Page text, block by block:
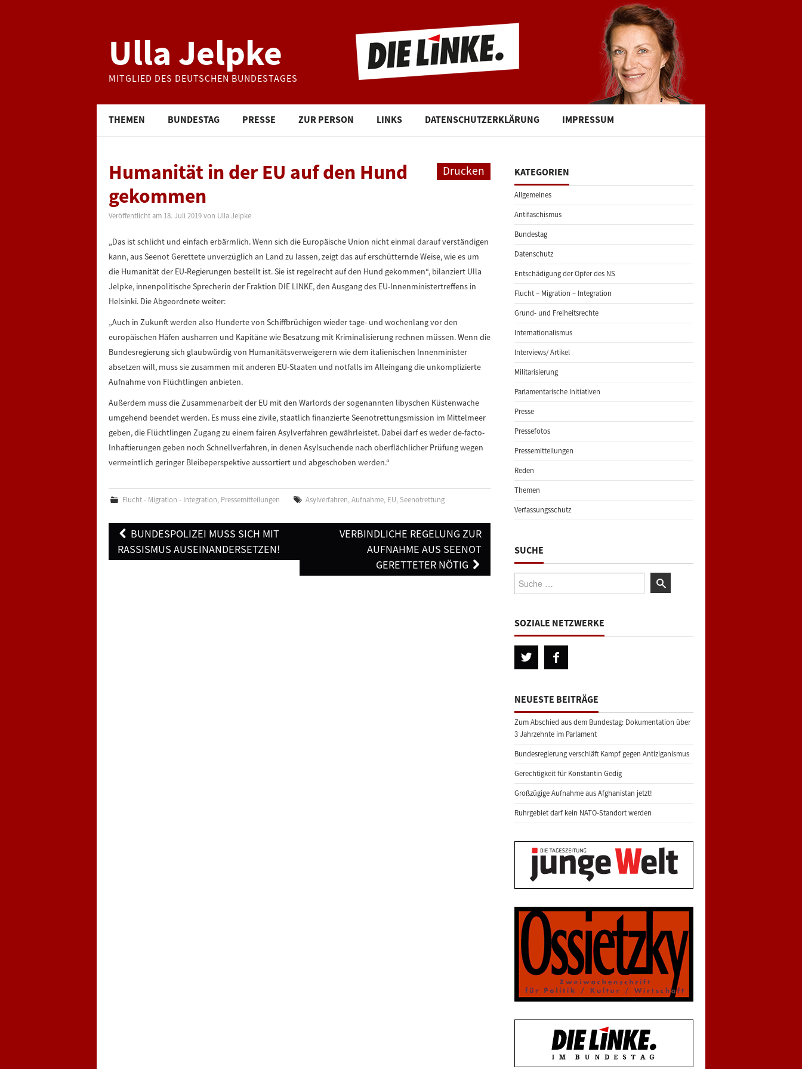
Ulla Jelpke
MITGLIED DES DEUTSCHEN BUNDESTAGES
THEMEN BUNDESTAG PRESSE ZUR PERSON LINKS DATENSCHUTZERKLÄRUNG IMPRESSUM
Drucken
Humanität in der EU auf den Hund
gekommen
Veröffentlicht am 18. Juli 2019 von Ulla Jelpke
„Das ist schlicht und einfach erbärmlich. Wenn sich die Europäische Union nicht einmal darauf verständigen
kann, aus Seenot Gerettete unverzüglich an Land zu lassen, zeigt das auf erschütternde Weise, wie es um
die Humanität der EU-Regierungen bestellt ist. Sie ist regelrecht auf den Hund gekommen“, bilanziert Ulla
Jelpke, innenpolitische Sprecherin der Fraktion DIE LINKE, den Ausgang des EU-Innenministertreffens in
Helsinki. Die Abgeordnete weiter:
„Auch in Zukunft werden also Hunderte von Schiffbrüchigen wieder tage- und wochenlang vor den
europäischen Häfen ausharren und Kapitäne wie Besatzung mit Kriminalisierung rechnen müssen. Wenn die
Bundesregierung sich glaubwürdig von Humanitätsverweigerern wie dem italienischen Innenminister
absetzen will, muss sie zusammen mit anderen EU-Staaten und notfalls im Alleingang die unkomplizierte
Aufnahme von Flüchtlingen anbieten.
Außerdem muss die Zusammenarbeit der EU mit den Warlords der sogenannten libyschen Küstenwache
umgehend beendet werden. Es muss eine zivile, staatlich finanzierte Seenotrettungsmission im Mittelmeer
geben, die Flüchtlingen Zugang zu einem fairen Asylverfahren gewährleistet. Dabei darf es weder de-facto-
Inhaftierungen geben noch Schnellverfahren, in denen Asylsuchende nach oberflächlicher Prüfung wegen
vermeintlich geringer Bleibeperspektive aussortiert und abgeschoben werden.“
Flucht - Migration - Integration, Pressemitteilungen Asylverfahren,Aufnahme, EU, Seenotrettung
Post
navigation
BUNDESPOLIZEI MUSS SICH MIT
RASSISMUS AUSEINANDERSETZEN!
VERBINDLICHE REGELUNG ZUR
AUFNAHME AUS SEENOT
GERETTETER NÖTIG
KATEGORIEN
Allgemeines
Antifaschismus
Bundestag
Datenschutz
Entschädigung der Opfer des NS
Flucht – Migration – Integration
Grund- und Freiheitsrechte
Internationalismus
Interviews/ Artikel
Militarisierung
Parlamentarische Initiativen
Presse
Pressefotos
Pressemitteilungen
Reden
Themen
Verfassungsschutz
SUCHE
Suche:
SOZIALE NETZWERKE
NEUESTE BEITRÄGE
Zum Abschied aus dem Bundestag: Dokumentation über
3 Jahrzehnte im Parlament
Bundesregierung verschläft Kampf gegen Antiziganismus
Gerechtigkeit für Konstantin Gedig
Großzügige Aufnahme aus Afghanistan jetzt!
Ruhrgebiet darf kein NATO-Standort werden